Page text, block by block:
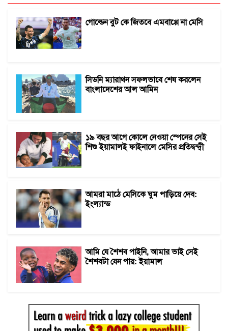
গোল্ডেন বুট কে জিতবে এমবাপ্পে না মেসি
সিডনি ম্যারাথন সফলভাবে শেষ করলেন
বাংলাদেশের আল আমিন
১৯ বছর আগে কোলে নেওয়া স্পেনের সেই
শিশু ইয়ামালই ফাইনালে মেসির প্রতিদ্বন্দ্বী
আমরা মাঠে মেসিকে ঘুম পাড়িয়ে দেব:
ইংল্যান্ড
আমি যে শৈশব পাইনি, আমার ভাই সেই
শৈশবটা যেন পায়: ইয়ামাল